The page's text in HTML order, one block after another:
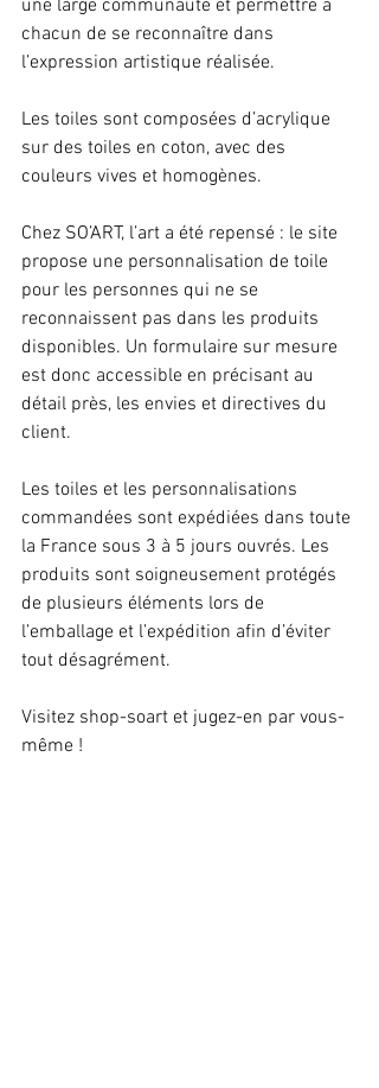
une large communauté et permettre à
chacun de se reconnaître dans
l’expression artistique réalisée.
Les toiles sont composées d’acrylique
sur des toiles en coton, avec des
couleurs vives et homogènes.
Chez SO’ART, l’art a été repensé : le site
propose une personnalisation de toile
pour les personnes qui ne se
reconnaissent pas dans les produits
disponibles. Un formulaire sur mesure
est donc accessible en précisant au
détail près, les envies et directives du
client.
Les toiles et les personnalisations
commandées sont expédiées dans toute
la France sous 3 à 5 jours ouvrés. Les
produits sont soigneusement protégés
de plusieurs éléments lors de
l’emballage et l’expédition afin d’éviter
tout désagrément.
Visitez shop-soart et jugez-en par vous-
même !